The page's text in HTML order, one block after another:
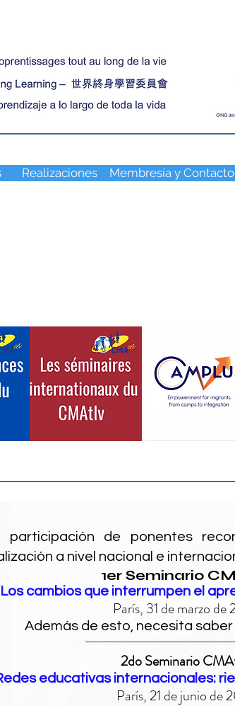
participación de ponentes
a nivel nacional e
1er Seminario
cambios que interrumpen el
París, 31 de marzo de
Además de esto, necesita
2do Seminario
educativas internacionales:
París, 21 de junio de
Realizaciones Membresía y Contacto